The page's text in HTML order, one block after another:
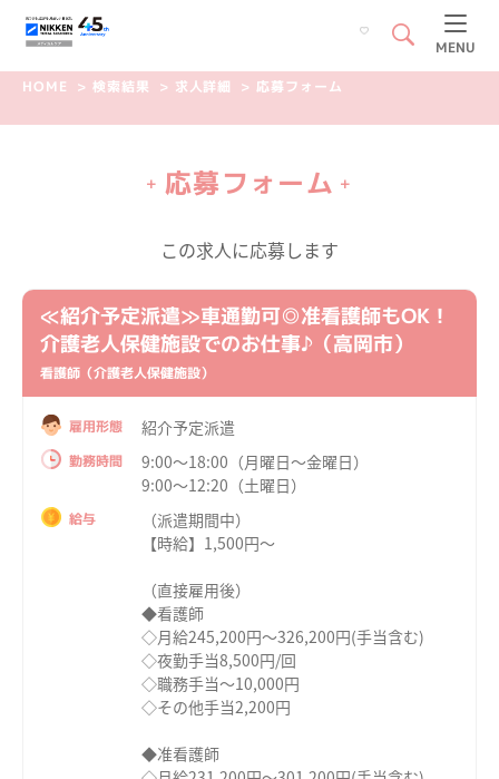
MENU
HOME > 検索結果 > 求人詳細 > 応募フォーム
+ 応募フォーム +
この求人に応募します
≪紹介予定派遣≫車通勤可◎准看護師もOK！
介護老人保健施設でのお仕事♪（高岡市）
看護師（介護老人保健施設）
雇用形態 紹介予定派遣
勤務時間
9:00～18:00（月曜日～金曜日）
9:00～12:20（土曜日）
給与
（派遣期間中）
【時給】1,500円～
（直接雇用後）
◆看護師
◇月給245,200円～326,200円(手当含む)
◇夜勤手当8,500円/回
◇職務手当～10,000円
◇その他手当2,200円
◆准看護師